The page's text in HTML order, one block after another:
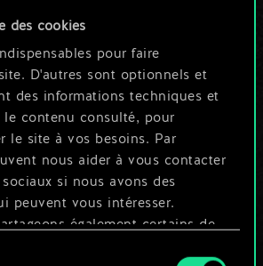
des cookies
pour faire
D'autres sont optionnels et
des informations techniques et
le contenu consulté, pour
le site à vos besoins. Par
nous aider à vous contacter
si nous avons des
peuvent vous intéresser.
également certains de
partagé.
peut être
plus !
ce jeu et créer un guide
Modifier le jeu